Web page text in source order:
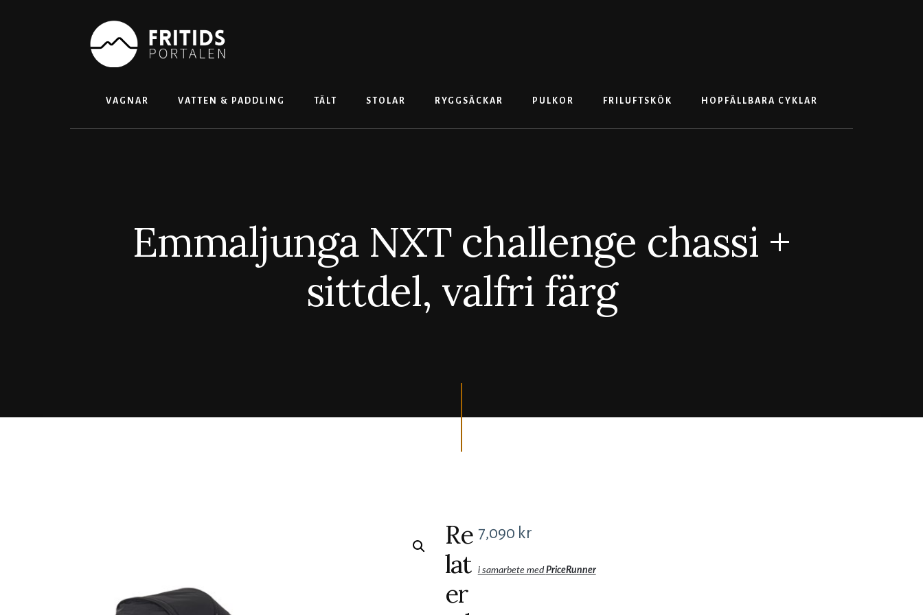
VAGNAR VATTEN & PADDLING TÄLT STOLAR RYGGSÄCKAR PULKOR FRILUFTSKÖK HOPFÄLLBARA CYKLAR
Emmaljunga NXT challenge chassi +
sittdel, valfri färg
7,090 kr
i samarbete med PriceRunner
Re
lat
er